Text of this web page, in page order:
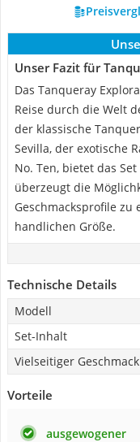
Unser Fazit für
Das Tanqueray
Reise durch die Welt
der klassische
Sevilla, der exotische
No. Ten, bietet das
überzeugt die
Geschmacksprofile
handlichen Größe.
Technische Details
Modell
Set-Inhalt
Vielseitiger Geschmack
Vorteile
ausgewogener